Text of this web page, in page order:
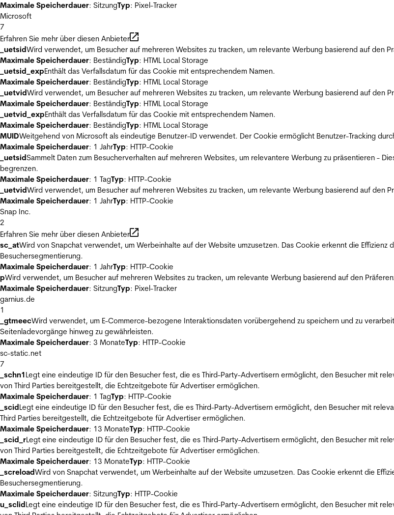
Maximale Speicherdauer: SitzungTyp: Pixel-Tracker
Microsoft
7
Erfahren Sie mehr über diesen Anbieter
_uetsidWird verwendet, um Besucher auf mehreren Websites zu tracken, um relevante Werbung basierend auf den
Maximale Speicherdauer: BeständigTyp: HTML Local Storage
_uetsid_expEnthält das Verfallsdatum für das Cookie mit entsprechendem Namen.
Maximale Speicherdauer: BeständigTyp: HTML Local Storage
_uetvidWird verwendet, um Besucher auf mehreren Websites zu tracken, um relevante Werbung basierend auf den
Maximale Speicherdauer: BeständigTyp: HTML Local Storage
_uetvid_expEnthält das Verfallsdatum für das Cookie mit entsprechendem Namen.
Maximale Speicherdauer: BeständigTyp: HTML Local Storage
MUIDWeitgehend von Microsoft als eindeutige Benutzer-ID verwendet. Der Cookie ermöglicht Benutzer-Tracking
Maximale Speicherdauer: 1 JahrTyp: HTTP-Cookie
_uetsidSammelt Daten zum Besucherverhalten auf mehreren Websites, um relevantere Werbung zu präsentieren -
begrenzen.
Maximale Speicherdauer: 1 TagTyp: HTTP-Cookie
_uetvidWird verwendet, um Besucher auf mehreren Websites zu tracken, um relevante Werbung basierend auf den
Maximale Speicherdauer: 1 JahrTyp: HTTP-Cookie
Snap Inc.
2
Erfahren Sie mehr über diesen Anbieter
sc_atWird von Snapchat verwendet, um Werbeinhalte auf der Website umzusetzen. Das Cookie erkennt die Effizienz
Besuchersegmentierung.
Maximale Speicherdauer: 1 JahrTyp: HTTP-Cookie
pWird verwendet, um Besucher auf mehreren Websites zu tracken, um relevante Werbung basierend auf den
Maximale Speicherdauer: SitzungTyp: Pixel-Tracker
garnius.de
1
_gtmeecWird verwendet, um E-Commerce-bezogene Interaktionsdaten vorübergehend zu speichern und zu
Seitenladevorgänge hinweg zu gewährleisten.
Maximale Speicherdauer: 3 MonateTyp: HTTP-Cookie
sc-static.net
7
_schn1Legt eine eindeutige ID für den Besucher fest, die es Third-Party-Advertisern ermöglicht, den Besucher mit
von Third Parties bereitgestellt, die Echtzeitgebote für Advertiser ermöglichen.
Maximale Speicherdauer: 1 TagTyp: HTTP-Cookie
_scidLegt eine eindeutige ID für den Besucher fest, die es Third-Party-Advertisern ermöglicht, den Besucher mit
Third Parties bereitgestellt, die Echtzeitgebote für Advertiser ermöglichen.
Maximale Speicherdauer: 13 MonateTyp: HTTP-Cookie
_scid_rLegt eine eindeutige ID für den Besucher fest, die es Third-Party-Advertisern ermöglicht, den Besucher mit
von Third Parties bereitgestellt, die Echtzeitgebote für Advertiser ermöglichen.
Maximale Speicherdauer: 13 MonateTyp: HTTP-Cookie
_screloadWird von Snapchat verwendet, um Werbeinhalte auf der Website umzusetzen. Das Cookie erkennt die
Besuchersegmentierung.
Maximale Speicherdauer: SitzungTyp: HTTP-Cookie
u_sclidLegt eine eindeutige ID für den Besucher fest, die es Third-Party-Advertisern ermöglicht, den Besucher mit